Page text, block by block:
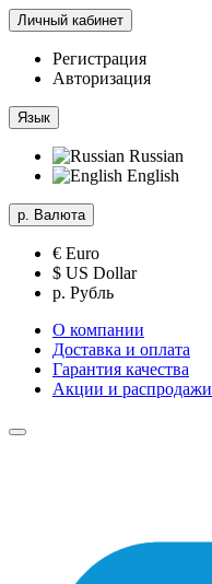
Личный кабинет
Регистрация
Авторизация
Язык
Russian
English
р. Валюта
€ Euro
$ US Dollar
р. Рубль
О компании
Доставка и оплата
Гарантия качества
Акции и распродажи